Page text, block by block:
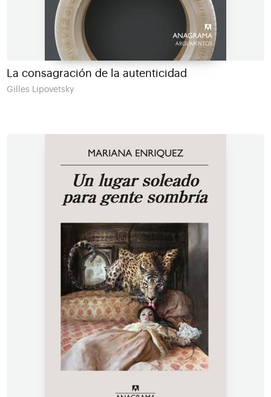
La consagración de la autenticidad
Gilles Lipovetsky